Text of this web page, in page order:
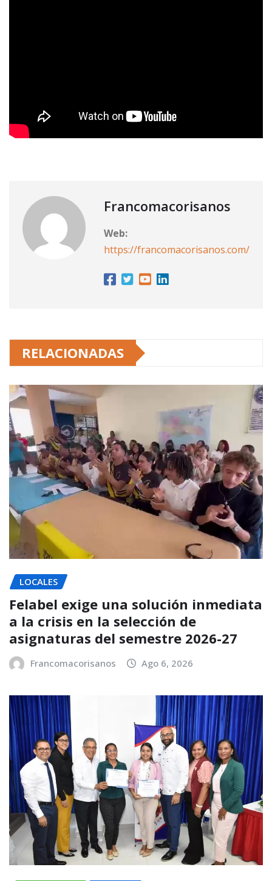
Francomacorisanos
Web:
https://francomacorisanos.com/
RELACIONADAS
LOCALES
Felabel exige una solución inmediata
a la crisis en la selección de
asignaturas del semestre 2026-27
Francomacorisanos Ago 6, 2026